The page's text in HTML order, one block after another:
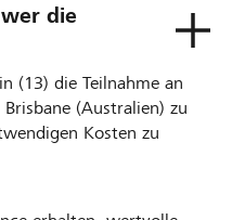
die
(13) die Teilnahme an
(Australien) zu
Kosten zu